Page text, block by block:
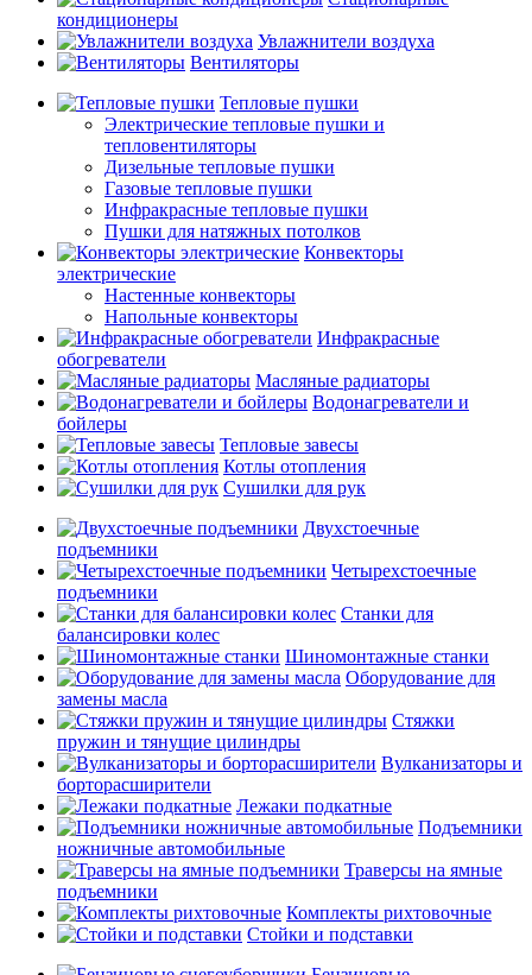
кондиционеры
Увлажнители воздуха
Вентиляторы
Тепловые пушки
Электрические тепловые пушки и
тепловентиляторы
Дизельные тепловые пушки
Газовые тепловые пушки
Инфракрасные тепловые пушки
Пушки для натяжных потолков
Конвекторы
электрические
Настенные конвекторы
Напольные конвекторы
Инфракрасные
обогреватели
Масляные радиаторы
Водонагреватели и
бойлеры
Тепловые завесы
Котлы отопления
Сушилки для рук
Двухстоечные
подъемники
Четырехстоечные
подъемники
Станки для
балансировки колес
Шиномонтажные станки
Оборудование для
замены масла
Стяжки
пружин и тянущие цилиндры
Вулканизаторы и
борторасширители
Лежаки подкатные
Подъемники
ножничные автомобильные
Траверсы на ямные
подъемники
Комплекты рихтовочные
Стойки и подставки